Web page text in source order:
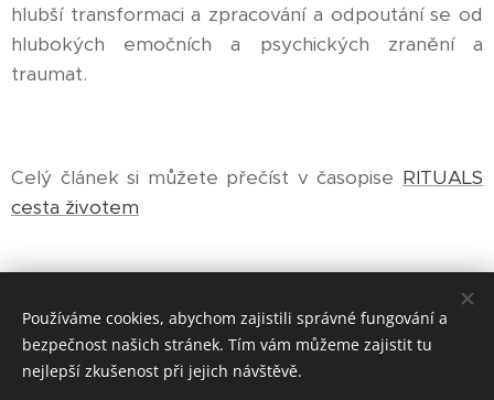
hlubší transformaci a zpracování a odpoutání se od
hlubokých emočních a psychických zranění a
traumat.
Celý článek si můžete přečíst v časopise RITUALS
cesta životem
Používáme cookies, abychom zajistili správné fungování a
bezpečnost našich stránek. Tím vám můžeme zajistit tu
nejlepší zkušenost při jejich návštěvě.